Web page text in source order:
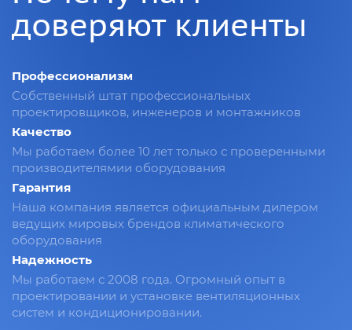
доверяют клиенты
Профессионализм
Собственный штат профессиональных
проектировщиков, инженеров и монтажников
Качество
Мы работаем более 10 лет только с проверенными
производителямии оборудования
Гарантия
Наша компания является официальным дилером
ведущих мировых брендов климатического
оборудования
Надежность
Мы работаем с 2008 года. Огромный опыт в
проектировании и установке вентиляционных
систем и кондиционировании.